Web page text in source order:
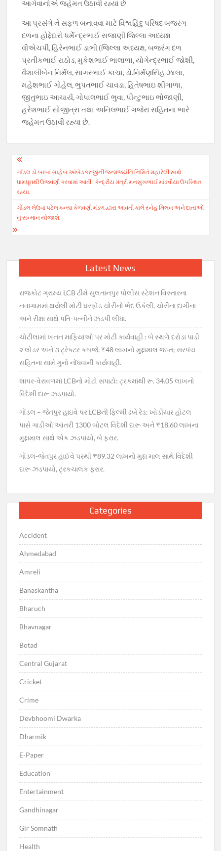
આગેવાનોએ જહેમત ઉઠાવી રહ્યા છે
આ પ્રસંગે ને સફળ બનાવવા માટે વિશ્વહિંદુ પરિષદ બજરંગ
દળના હોદ્દેદારો ધર્મેન્દ્રભાઈ રાજાણી જિલ્લા અધ્યક્ષ
વીએચપી, હિરેનભાઈ ડાભી (જિલ્લા અધ્યક્ષ, બજરંગ દળ
પ્રતીકભાઈ રાઠોડ, મુકેશભાઈ ભાલાળા, યોગેન્દ્રભાઈ જોશી,
વૈશાલીબેન નિર્મલ, સાગરભાઈ કાચા, ડો.નિર્મણસિંહ ઝાલા,
મહેશભાઈ ગોહેલ, ભુપતભાઈ ચાવડા, હિતેષભાઇ શીંગાળા,
જીતુભાઇ આચાર્ય, ગોપાલભાઈ ભુવા, પીન્ટુભાઇ ભોજાણી,
હરેશભાઈ સોજીત્રા તથા અનિલભાઈ ગજેરા સહિતના ભારે
જહેમત ઉઠાવી રહ્યા છે.
Post
navigation
ગોંડલ ડો.બાબા સાહેબ આંબેડકરજીની જન્મજયંતિ નિમિતે મહારેલી સાથે
ધામધૂમથી ઉજવણી કરવામાં આવી : કેન્દ્રીય મંત્રી મનસુખભાઈ માંડવીયા ઉપસ્થિત
રહ્યા.
ગોંડલ લેઉવા પટેલ કન્યા કેળવણી મંડળ દ્વારા આવતી કાલે સ્નેહ મિલન અને દાતાઓ
નું સન્માન યોજાશે.
Latest News
રાજકોટ ગ્રામ્ય LCB ટીમે સુલતાનપુર પોલીસ સ્ટેશન વિસ્તારના
નવાગામમાં થયેલી મોટી ઘરફોડ ચોરીનો ભેદ ઉકેલી, ચોરીના દાગીના
અને રીક્ષા સાથે પતિ-પત્નીને ઝડપી લીધા.
ચોટીલામાં ખનન માફિયાઓ પર મોટી કાર્યવાહી : બે સ્થળે દરોડા પાડી
૨ લોડર અને ૩ ટ્રેક્ટર કબજે, ₹48 લાખનો મુદ્દામાલ જપ્ત; સરપંચ
સહિતના સામે ગુનો નોંધવાની કાર્યવાહી.
શાપર-વેરાવળમાં LCBનો મોટો સપાટો: ટ્રકમાંથી રૂ. 34.05 લાખનો
વિદેશી દારૂ ઝડપાયો.
ગોંડલ – જેતપુર હાઇવે પર LCBની ફિલ્મી ઢબે રેડ: ખોડીયાર હોટલ
પાસે ગાડીઓ આંતરી 1300 બોટલ વિદેશી દારૂ અને ₹18.60 લાખના
મુદ્દામાલ સાથે એક ઝડપાયો, બે ફરાર.
ગોંડલ-જેતપુર હાઈવે પરથી ₹89.32 લાખનો મુદ્દા માલ સાથે વિદેશી
દારૂ ઝડપાયો, ટ્રકચાલક ફરાર.
Categories
Accident
Ahmedabad
Amreli
Banaskantha
Bharuch
Bhavnagar
Botad
Central Gujarat
Cricket
Crime
Devbhoomi Dwarka
Dharmik
E-Paper
Education
Entertainment
Gandhinagar
Gir Somnath
Health